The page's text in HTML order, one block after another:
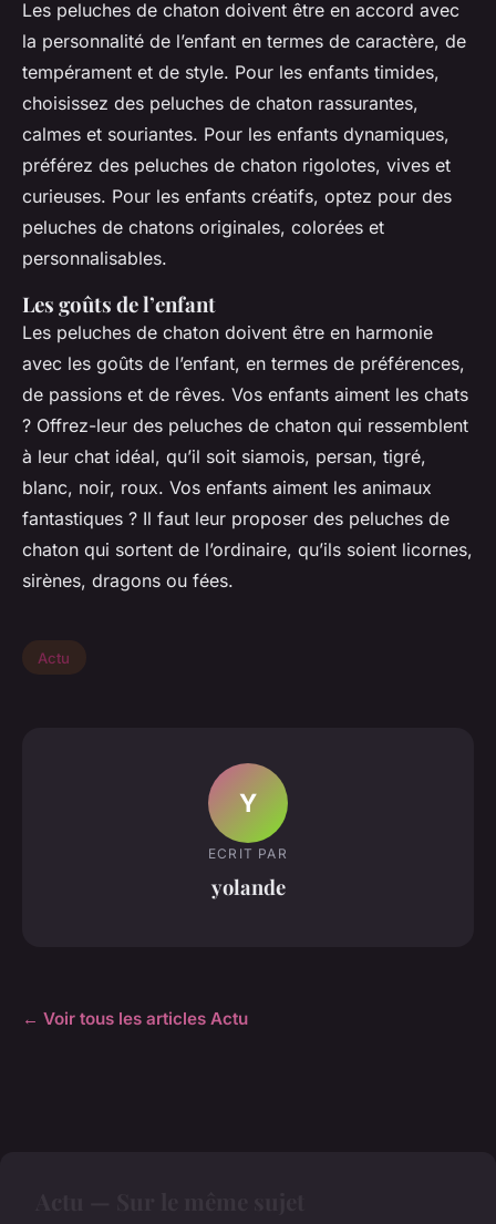
Les peluches de chaton doivent être en accord avec
la personnalité de l’enfant en termes de caractère, de
tempérament et de style. Pour les enfants timides,
choisissez des peluches de chaton rassurantes,
calmes et souriantes. Pour les enfants dynamiques,
préférez des peluches de chaton rigolotes, vives et
curieuses. Pour les enfants créatifs, optez pour des
peluches de chatons originales, colorées et
personnalisables.
Les goûts de l’enfant
Les peluches de chaton doivent être en harmonie
avec les goûts de l’enfant, en termes de préférences,
de passions et de rêves. Vos enfants aiment les chats
? Offrez-leur des peluches de chaton qui ressemblent
à leur chat idéal, qu’il soit siamois, persan, tigré,
blanc, noir, roux. Vos enfants aiment les animaux
fantastiques ? Il faut leur proposer des peluches de
chaton qui sortent de l’ordinaire, qu’ils soient licornes,
sirènes, dragons ou fées.
Actu
Y
ECRIT PAR
yolande
← Voir tous les articles Actu